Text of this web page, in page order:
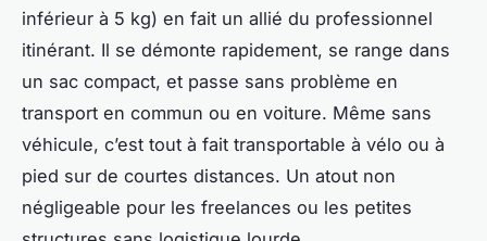
inférieur à 5 kg) en fait un allié du professionnel
itinérant. Il se démonte rapidement, se range dans
un sac compact, et passe sans problème en
transport en commun ou en voiture. Même sans
véhicule, c’est tout à fait transportable à vélo ou à
pied sur de courtes distances. Un atout non
négligeable pour les freelances ou les petites